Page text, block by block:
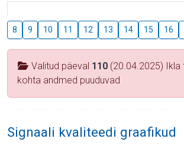
8 9 10 11 12 13 14 15 16
Valitud päeval 110 (20.04.2025) Ikla
kohta andmed puuduvad
Signaali kvaliteedi graafikud